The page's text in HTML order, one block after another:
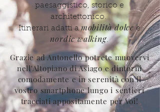
paesaggistico, storico e
architettonico.
Itinerari adatti amobilità dolcee
nordic walking.
Grazie ad Antonello potrete muovervi
nell'Altopiano di Asiago e dintorni
comodamente e in serenità con il
vostro smartphone lungo i sentieri
tracciati appositamente per Voi!